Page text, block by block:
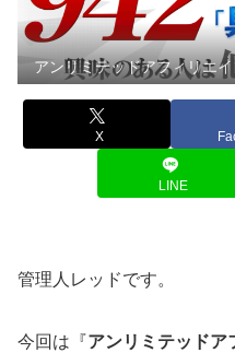
アンリミテッドアフィリエ
X
LINE
管理人レッドです。
今回は『アンリミテッドア